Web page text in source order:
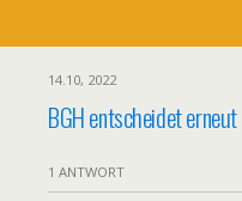
14.10, 2022
BGH entscheidet
1 ANTWORT